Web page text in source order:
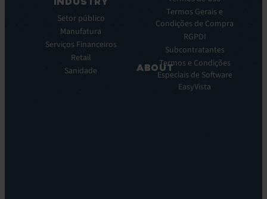
Service
Manager
Automação
Setor público
Manufatura
Serviços Financeiros
Retail
Sanidade
prensa
ABOUT
Termos Gerais e
Condições de Compra
RGPDI
Subcontratantes
Termos e Condições
Especiais de Software
EasyVista